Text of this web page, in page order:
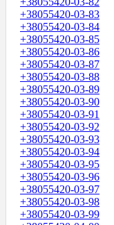
+38055420-03-83
+38055420-03-84
+38055420-03-85
+38055420-03-86
+38055420-03-87
+38055420-03-88
+38055420-03-89
+38055420-03-90
+38055420-03-91
+38055420-03-92
+38055420-03-93
+38055420-03-94
+38055420-03-95
+38055420-03-96
+38055420-03-97
+38055420-03-98
+38055420-03-99